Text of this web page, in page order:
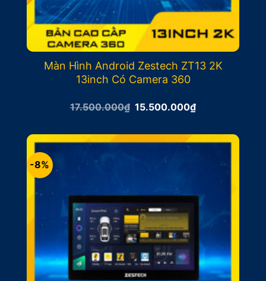
Màn Hình Android Zestech ZT13 2K
13inch Có Camera 360
17.500.000₫ Giá
17.500.000₫.
15.500.000₫Giá
là:
15.500.000₫.
-8%